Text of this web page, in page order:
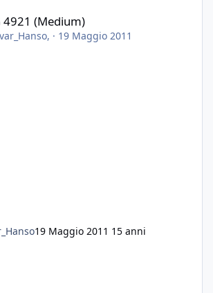
4921 (Medium)
, · 19 Maggio 2011
19 Maggio 2011 15 anni